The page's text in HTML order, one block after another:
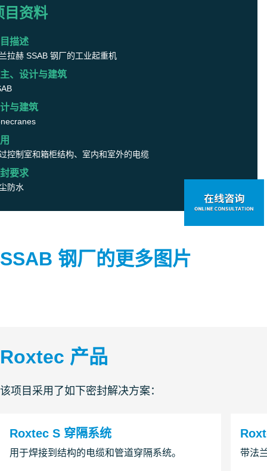
目资料
描述
拉赫 SSAB 钢厂的工业起重机
、设计与建筑
与建筑
控制室和箱柜结构、室内和室外的电缆
要求
防水
SSAB 钢厂的更多图片
Roxtec 产品
该项目采用了如下密封解决方案：
Roxtec S 穿隔系统
用于焊接到结构的电缆和管道穿隔系统。 带法